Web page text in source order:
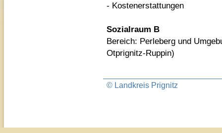
- Kostenerstattungen
Sozialraum B
Bereich: Perleberg und
Otprignitz-Ruppin)
© Landkreis Prignitz